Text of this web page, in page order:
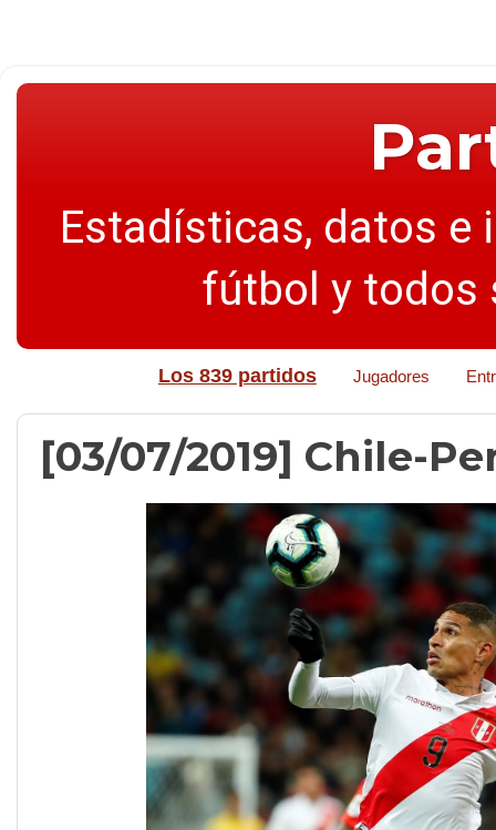
Estadísticas, datos e
fútbol y todos
Los 839 partidos Jugadores
[03/07/2019] Chile-